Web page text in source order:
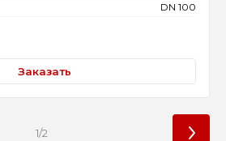
DN 100
Заказать
1/2